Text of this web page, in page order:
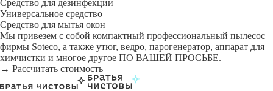
Средство для дезинфекции
Универсальное средство
Средство для мытья окон
Мы привезем с собой компактный профессиональный пылесос
фирмы Soteco, а также утюг, ведро, парогенератор, аппарат для
химчистки и многое другое ПО ВАШЕЙ ПРОСЬБЕ.
→ Рассчитать стоимость